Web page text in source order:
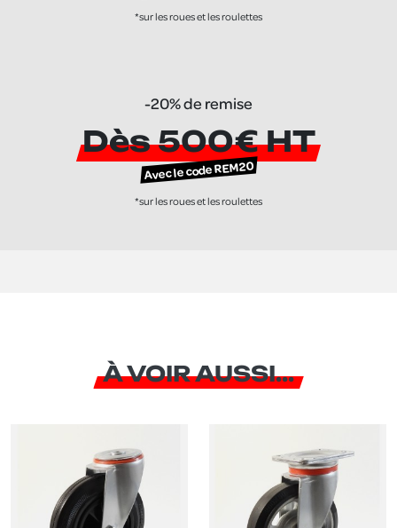
*sur les roues et les roulettes
-20% de remise
Dès 500€ HT
Avec le code REM20
*sur les roues et les roulettes
À VOIR AUSSI...